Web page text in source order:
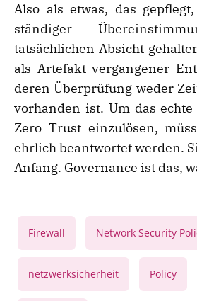
Also als etwas, das
ständiger
tatsächlichen Absicht
als Artefakt vergangener
deren Überprüfung weder
vorhanden ist. Um das
Zero Trust einzulösen,
ehrlich beantwortet werden.
Anfang. Governance ist das,
Firewall Network Security
netzwerksicherheit Policy